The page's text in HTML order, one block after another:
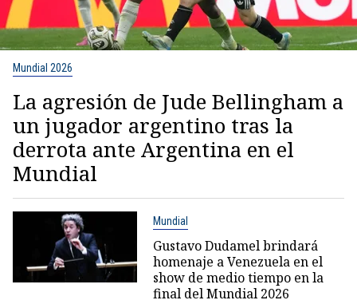
Mundial 2026
La agresión de Jude Bellingham a
un jugador argentino tras la
derrota ante Argentina en el
Mundial
Mundial
Gustavo Dudamel brindará
homenaje a Venezuela en el
show de medio tiempo en la
final del Mundial 2026